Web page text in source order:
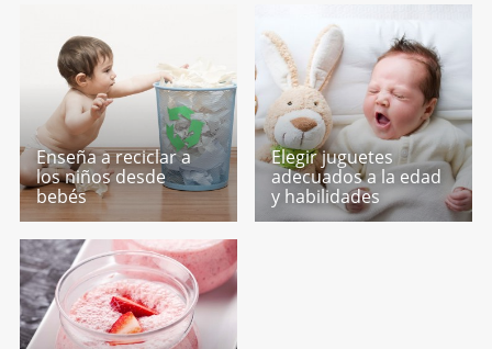
Enseña a reciclar a
los niños desde
bebés
Elegir juguetes
adecuados a la edad
y habilidades